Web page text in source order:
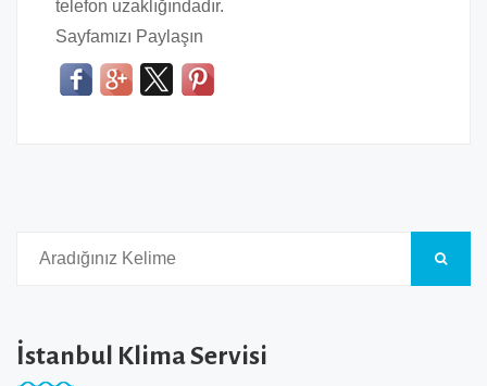
telefon uzaklığındadır.
Sayfamızı Paylaşın
İstanbul Klima Servisi